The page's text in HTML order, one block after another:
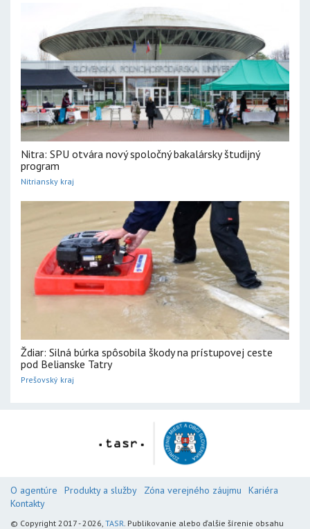
Nitra: SPU otvára nový spoločný bakalársky študijný
program
Nitriansky kraj
Ždiar: Silná búrka spôsobila škody na prístupovej ceste
pod Belianske Tatry
Prešovský kraj
O agentúre Produkty a služby Zóna verejného záujmu
Kariéra
Kontakty
© Copyright 2017 - 2026, TASR. Publikovanie alebo ďalšie šírenie obsahu